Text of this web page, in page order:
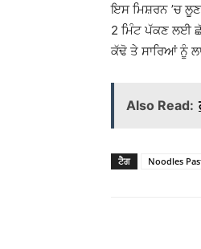
ਇਸ ਮਿਸ਼ਰਨ ’ਚ ਲੂਣ
2 ਮਿੰਟ ਪੱਕਣ ਲਈ
ਕੱਢੋ ਤੇ ਸਾਰਿਆਂ ਨੂੰ
Also Read:
ਟੈਗ Noodles